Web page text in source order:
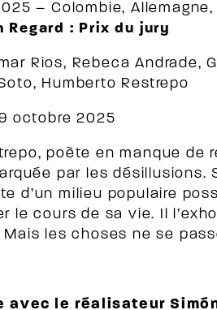
– Colombie,
Regard : Prix du jury
Rios, Rebeca Andrade,
Humberto Restrepo
octobre 2025
poète en manque de
par les désillusions.
d’un milieu populaire
le cours de sa vie. Il
Mais les choses ne se
avec le réalisateur